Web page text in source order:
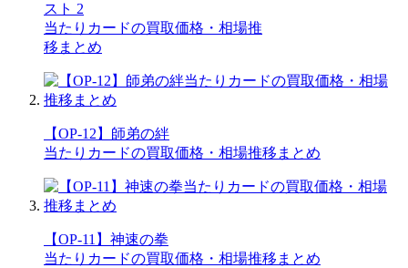
スト 2
当たりカードの買取価格・相場推
移まとめ
【OP-12】師弟の絆
当たりカードの買取価格・相場推移まとめ
【OP-11】神速の拳
当たりカードの買取価格・相場推移まとめ